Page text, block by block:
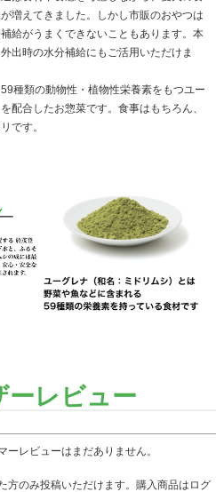
増えてきました。しかし市販のおやつは
給がうまくできないこともあります。本
出時の水分補給にもご活用いただけま
種類の動物性・植物性栄養素をもつユー
配合したお惣菜です。食事はもちろん、
です。
ーレビュー
ーレビューはまだありません。
方のみ投稿いただけます。購入商品はログ